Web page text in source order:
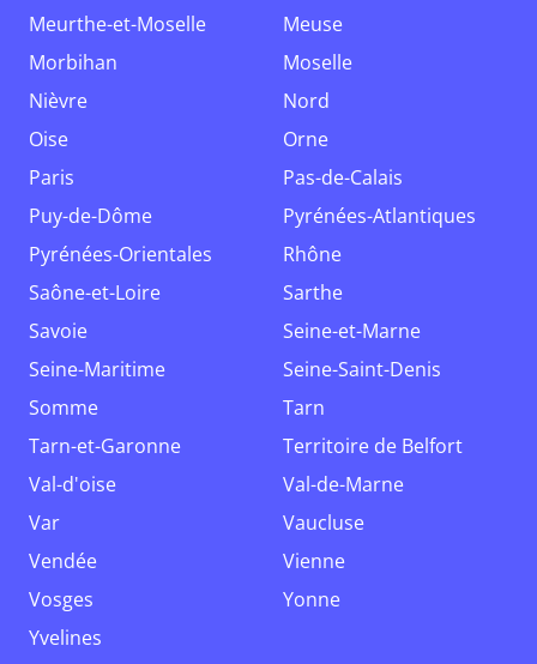
Meurthe-et-Moselle
Meuse
Morbihan
Moselle
Nièvre
Nord
Oise
Orne
Paris
Pas-de-Calais
Puy-de-Dôme
Pyrénées-Atlantiques
Pyrénées-Orientales
Rhône
Saône-et-Loire
Sarthe
Savoie
Seine-et-Marne
Seine-Maritime
Seine-Saint-Denis
Somme
Tarn
Tarn-et-Garonne
Territoire de Belfort
Val-d'oise
Val-de-Marne
Var
Vaucluse
Vendée
Vienne
Vosges
Yonne
Yvelines